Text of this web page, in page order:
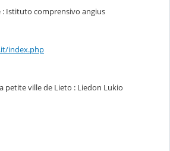
: Istituto comprensivo angius
index.php
petite ville de Lieto : Liedon Lukio